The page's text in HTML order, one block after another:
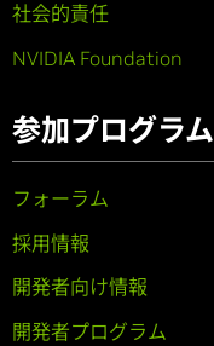
社会的責任
NVIDIA Foundation
参加プログラム
フォーラム
採用情報
開発者向け情報
開発者プログラム